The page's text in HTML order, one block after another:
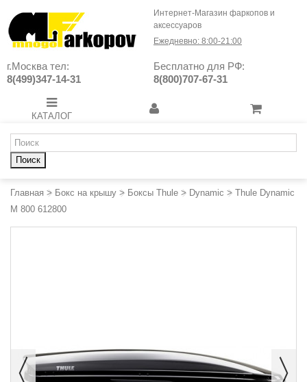
Интернет-Магазин фаркопов и
аксессуаров
Ежедневно: 8:00-21:00
г.Москва тел:
8(499)347-14-31
Бесплатно для РФ:
8(800)707-67-31
КАТАЛОГ
Поиск
Главная > Бокс на крышу > Боксы Thule > Dynamic > Thule Dynamic
M 800 612800